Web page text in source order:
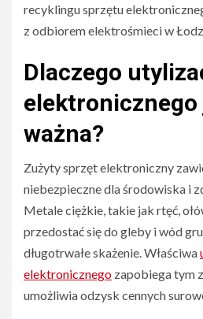
recyklingu sprzętu
z odbiorem elektrośmieci w
Dlaczego
ważna?
Zużyty sprzęt elektroniczny
niebezpieczne dla środowiska i
Metale ciężkie, takie jak rtęć,
przedostać się do gleby i wód
długotrwałe skażenie. Właściwa
elektronicznego zapobiega tym
umożliwia odzysk cennych